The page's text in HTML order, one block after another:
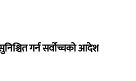
गर्न सर्वोच्चको आदेश